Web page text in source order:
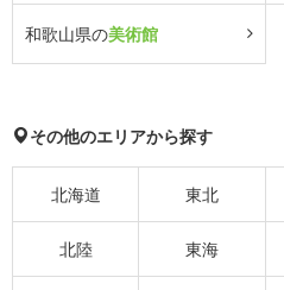
和歌山県の美術館
その他のエリアから探す
北海道 東北
北陸 東海